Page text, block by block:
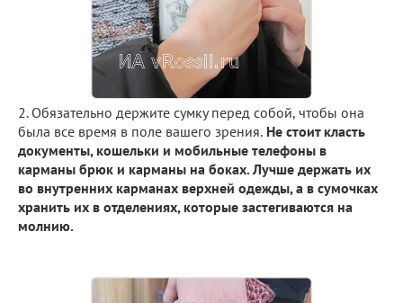
2. Обязательно держите сумку перед собой, чтобы она
была все время в поле вашего зрения. Не стоит класть
документы, кошельки и мобильные телефоны в
карманы брюк и карманы на боках. Лучше держать их
во внутренних карманах верхней одежды, а в сумочках
хранить их в отделениях, которые застегиваются на
молнию.